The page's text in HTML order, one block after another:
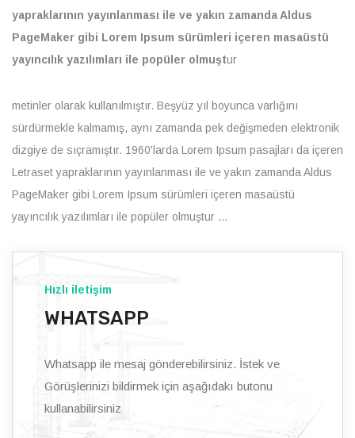
yapraklarının yayınlanması ile ve yakın zamanda Aldus
PageMaker gibi Lorem Ipsum sürümleri içeren masaüstü
yayıncılık yazılımları ile popüler olmuştur
metinler olarak kullanılmıştır. Beşyüz yıl boyunca varlığını
sürdürmekle kalmamış, aynı zamanda pek değişmeden elektronik
dizgiye de sıçramıştır. 1960'larda Lorem Ipsum pasajları da içeren
Letraset yapraklarının yayınlanması ile ve yakın zamanda Aldus
PageMaker gibi Lorem Ipsum sürümleri içeren masaüstü
yayıncılık yazılımları ile popüler olmuştur ...
Hızlı iletişim
WHATSAPP
Whatsapp ile mesaj gönderebilirsiniz. İstek ve
Görüşlerinizi bildirmek için aşağıdakı butonu
kullanabilirsiniz